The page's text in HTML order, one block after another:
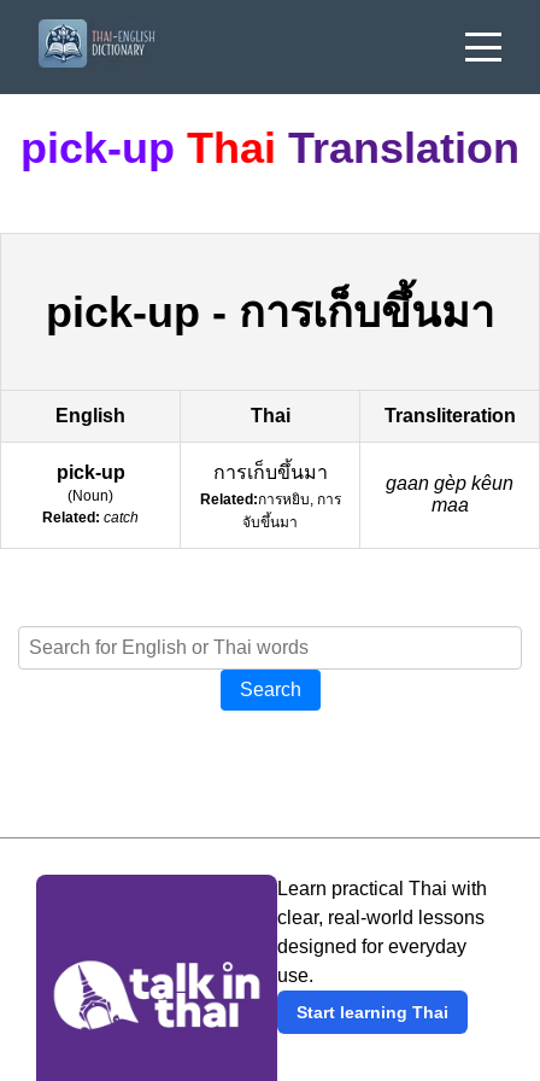
pick-up Thai Translation
pick-up - การเก็บขึ้นมา
English Thai Transliteration
pick-up
(Noun)
Related: catch
การเก็บขึ้นมา
Related:การหยิบ, การ
จับขึ้นมา
gaan gèp kêun
maa
Search
Learn practical Thai with
clear, real-world lessons
designed for everyday
use.
Start learning Thai